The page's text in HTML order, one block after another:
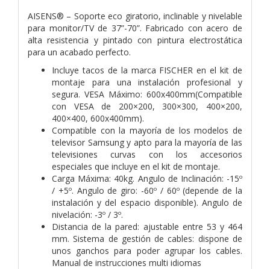
AISENS® – Soporte eco giratorio, inclinable y nivelable
para monitor/TV de 37”-70”. Fabricado con acero de
alta resistencia y pintado con pintura electrostática
para un acabado perfecto.
Incluye tacos de la marca FISCHER en el kit de
montaje para una instalación profesional y
segura. VESA Máximo: 600x400mm(Compatible
con VESA de 200×200, 300×300, 400×200,
400×400, 600x400mm).
Compatible con la mayoría de los modelos de
televisor Samsung y apto para la mayoría de las
televisiones curvas con los accesorios
especiales que incluye en el kit de montaje.
Carga Máxima: 40kg. Angulo de Inclinación: -15º
/ +5º. Angulo de giro: -60º / 60º (depende de la
instalación y del espacio disponible). Angulo de
nivelación: -3º / 3º.
Distancia de la pared: ajustable entre 53 y 464
mm. Sistema de gestión de cables: dispone de
unos ganchos para poder agrupar los cables.
Manual de instrucciones multi idiomas